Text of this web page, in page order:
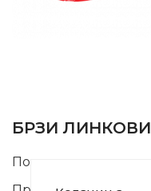
БРЗИ ЛИНКОВИ
Почетна